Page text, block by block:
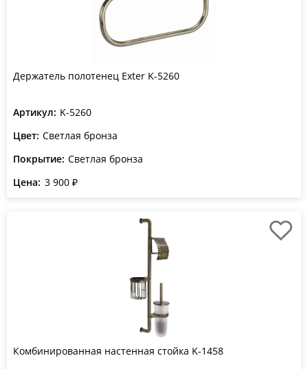
Держатель полотенец Exter K-5260
Артикул: K-5260
Цвет: Светлая бронза
Покрытие: Светлая бронза
Цена: 3 900 ₽
Комбинированная настенная стойка K-1458